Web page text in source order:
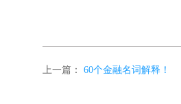
上一篇： 60个金融名词解释！